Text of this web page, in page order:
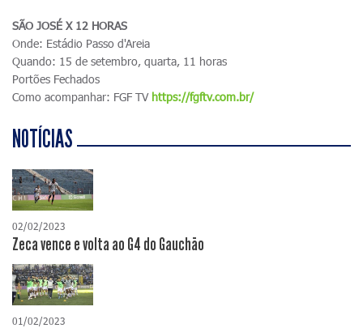
SÃO JOSÉ X 12 HORAS
Onde: Estádio Passo d'Areia
Quando: 15 de setembro, quarta, 11 horas
Portões Fechados
Como acompanhar: FGF TV https://fgftv.com.br/
NOTÍCIAS
02/02/2023
Zeca vence e volta ao G4 do Gauchão
01/02/2023